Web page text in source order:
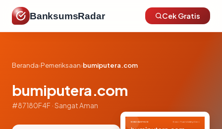
BanksumsRadar Cek Gratis
Beranda›Pemeriksaan›bumiputera.com
bumiputera.com
#87180F4F · Sangat Aman